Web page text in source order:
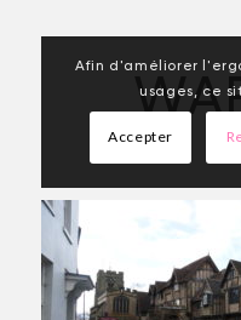
Afin d'améliorer
usages, ce
Accepter